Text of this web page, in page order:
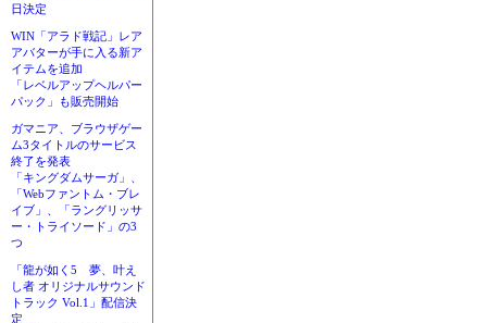
日決定
WIN「アラド戦記」レア
アバターが手に入る新ア
イテムを追加
「レベルアップヘルパー
パック」も販売開始
ガマニア、ブラウザゲー
ム3タイトルのサービス
終了を発表
「キングダムサーガ」、
「Webファントム・ブレ
イブ」、「ラングリッサ
ー・トライソード」の3
つ
「龍が如く5 夢、叶え
し者 オリジナルサウンド
トラック Vol.1」配信決
定